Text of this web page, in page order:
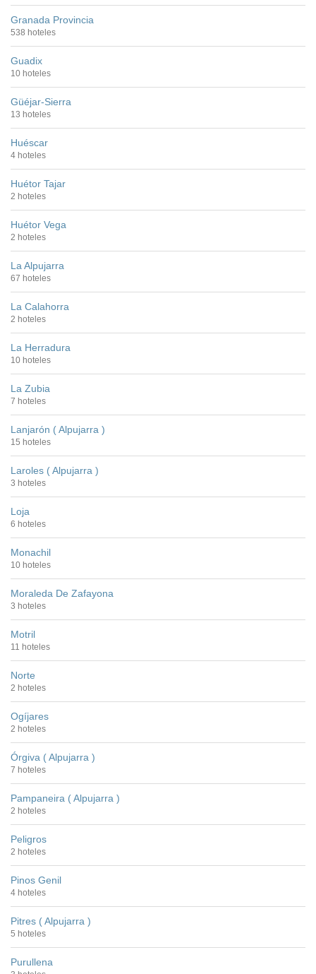
Granada Provincia
538 hoteles
Guadix
10 hoteles
Güéjar-Sierra
13 hoteles
Huéscar
4 hoteles
Huétor Tajar
2 hoteles
Huétor Vega
2 hoteles
La Alpujarra
67 hoteles
La Calahorra
2 hoteles
La Herradura
10 hoteles
La Zubia
7 hoteles
Lanjarón ( Alpujarra )
15 hoteles
Laroles ( Alpujarra )
3 hoteles
Loja
6 hoteles
Monachil
10 hoteles
Moraleda De Zafayona
3 hoteles
Motril
11 hoteles
Norte
2 hoteles
Ogíjares
2 hoteles
Órgiva ( Alpujarra )
7 hoteles
Pampaneira ( Alpujarra )
2 hoteles
Peligros
2 hoteles
Pinos Genil
4 hoteles
Pitres ( Alpujarra )
5 hoteles
Purullena